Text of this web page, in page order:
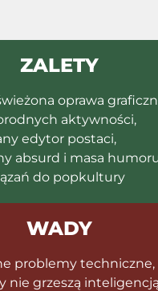
ZALETY
oprawa
aktywności,
edytor postaci,
absurd i masa
do popkultury
WADY
problemy techniczne,
nie grzeszą